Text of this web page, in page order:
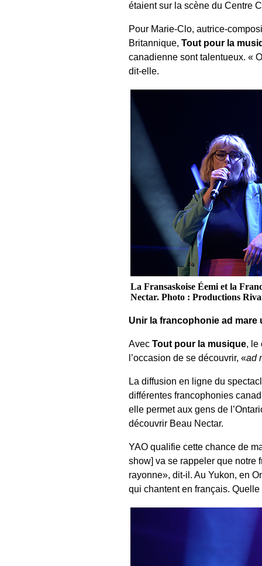
étaient sur la scène du Centre
Pour Marie-Clo, autrice-
Britannique, Tout pour la
canadienne sont talentueux. «
dit-elle.
La Fransaskoise Éemi et la
Nectar. Photo : Productions
Unir la francophonie ad mare
Avec Tout pour la musique, le
l’occasion de se découvrir, «ad
La diffusion en ligne du
différentes francophonies
elle permet aux gens de
découvrir Beau Nectar.
YAO qualifie cette chance de
show] va se rappeler que notre
rayonne», dit-il. Au Yukon, en
qui chantent en français.